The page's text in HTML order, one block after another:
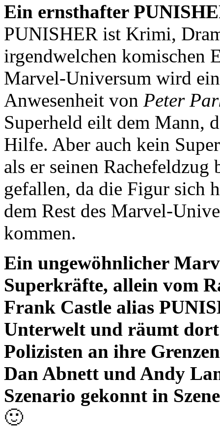
Ein ernsthafter
PUNISHER ist Krimi,
irgendwelchen komischen
Marvel-Universum wird
Anwesenheit von Peter
Superheld eilt dem Mann,
Hilfe. Aber auch kein
als er seinen
gefallen, da die Figur sich
dem Rest des Marvel-
kommen.
Ein ungewöhnlicher
Superkräfte, allein vom
Frank Castle alias
Unterwelt und räumt dort
Polizisten an ihre
Dan Abnett und Andy
Szenario gekonnt in
🙂